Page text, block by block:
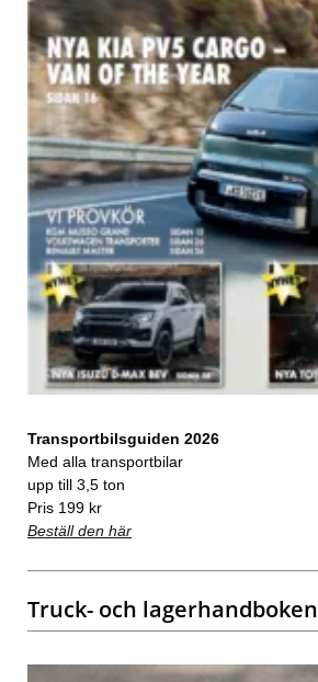
Transportbilsguiden 2026
Med alla transportbilar
upp till 3,5 ton
Pris 199 kr
Beställ den här
Truck- och lagerhandboken